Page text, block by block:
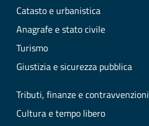
Catasto e urbanistica
Anagrafe e stato civile
Turismo
Giustizia e sicurezza pubblica
Tributi, finanze e contravvenzioni
Cultura e tempo libero